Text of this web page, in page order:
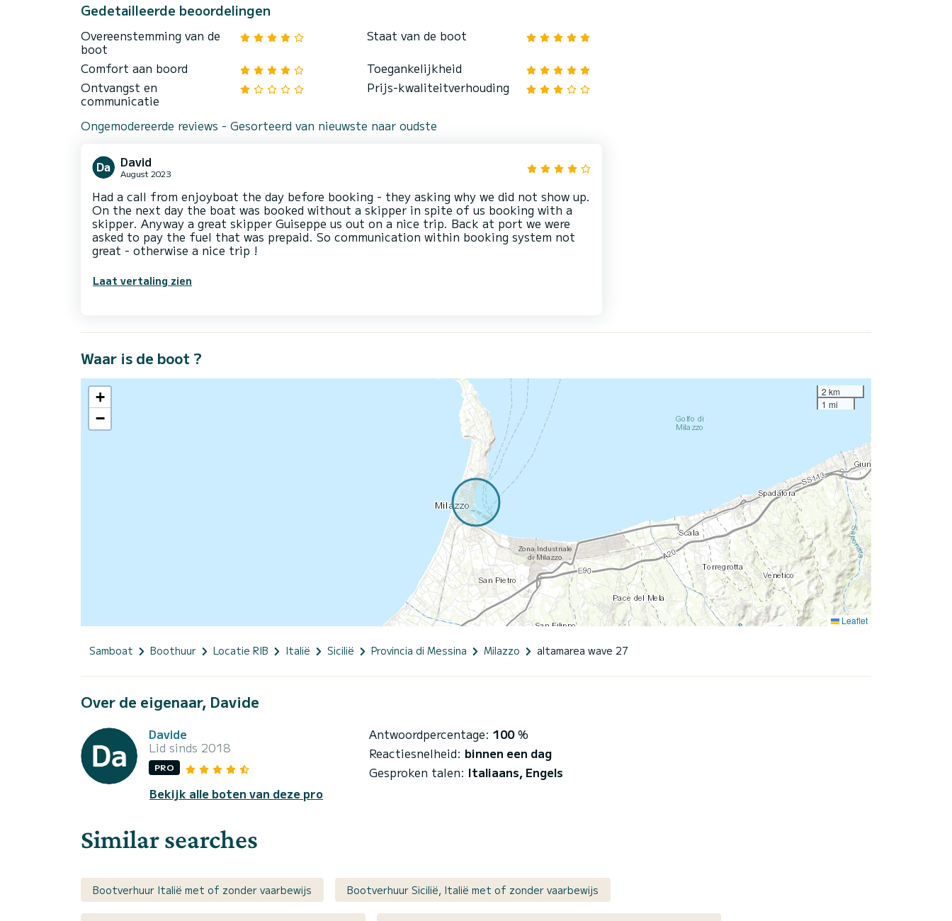
Gedetailleerde beoordelingen
Overeenstemming van de
boot
Staat van de boot
Comfort aan boord
Toegankelijkheid
Ontvangst en
communicatie
Prijs-kwaliteitverhouding
Ongemodereerde reviews - Gesorteerd van nieuwste naar oudste
David
August 2023
Had a call from enjoyboat the day before booking - they asking why we did not show up.
On the next day the boat was booked without a skipper in spite of us booking with a
skipper. Anyway a great skipper Guiseppe us out on a nice trip. Back at port we were
asked to pay the fuel that was prepaid. So communication within booking system not
great - otherwise a nice trip !
Laat vertaling zien
Waar is de boot ?
+
−
2 km
1 mi
Leaflet
Samboat Boothuur Locatie RIB Italië Sicilië Provincia di Messina Milazzo altamarea wave 27
Over de eigenaar, Davide
Davide
Lid sinds 2018
PRO
Bekijk alle boten van deze pro
Antwoordpercentage: 100%
Reactiesnelheid: binnen een dag
Gesproken talen: Italiaans, Engels
Similar searches
Bootverhuur Italië met of zonder vaarbewijs Bootverhuur Sicilië, Italië met of zonder vaarbewijs